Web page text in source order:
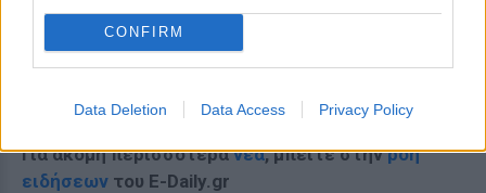
CONFIRM
Data Deletion Data Access Privacy Policy
και μάθετε πρώτοι
τα πιο hot νέα .
Για ακόμη περισσότερανέα, μπείτε στηνροή
ειδήσεων του E-Daily.gr